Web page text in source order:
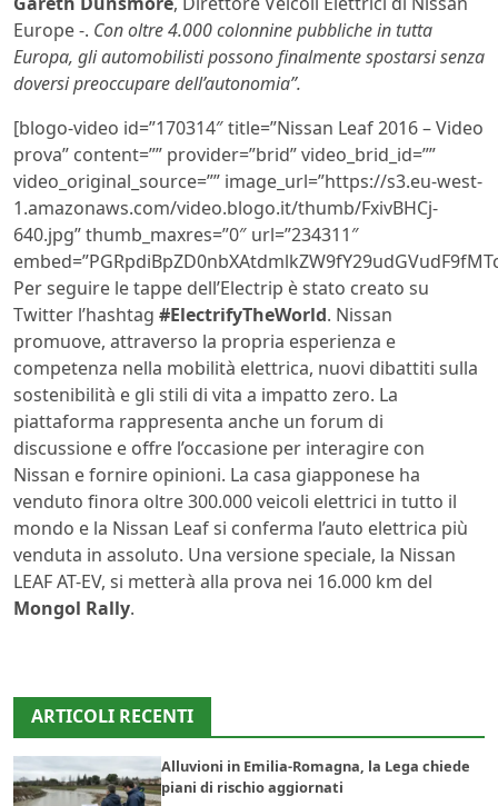
Europe -. Con oltre 4.000 colonnine pubbliche in tutta
Europa, gli automobilisti possono finalmente spostarsi senza
doversi preoccupare dell’autonomia”.
[blogo-video id=”170314″ title=”Nissan Leaf 2016 – Video
prova” content=”” provider=”brid” video_brid_id=””
video_original_source=”” image_url=”https://s3.eu-west-
1.amazonaws.com/video.blogo.it/thumb/FxivBHCj-
640.jpg” thumb_maxres=”0″ url=”234311″
Per seguire le tappe dell’Electrip è stato creato su
Twitter l’hashtag #ElectrifyTheWorld. Nissan
promuove, attraverso la propria esperienza e
competenza nella mobilità elettrica, nuovi dibattiti sulla
sostenibilità e gli stili di vita a impatto zero. La
piattaforma rappresenta anche un forum di
discussione e offre l’occasione per interagire con
Nissan e fornire opinioni. La casa giapponese ha
venduto finora oltre 300.000 veicoli elettrici in tutto il
mondo e la Nissan Leaf si conferma l’auto elettrica più
venduta in assoluto. Una versione speciale, la Nissan
LEAF AT-EV, si metterà alla prova nei 16.000 km del
Mongol Rally.
ARTICOLI RECENTI
Alluvioni in Emilia-Romagna, la Lega chiede
piani di rischio aggiornati